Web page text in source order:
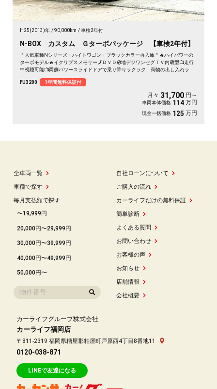
H25(2013)年 90,000km 車検2年付
N-BOX カスタム Ｇターボパッケージ 【車検2年付】
＂人気車種Nシリーズ・ハイトワゴン・ブラックカラー再入庫＂🔥ハイパワーの
ターボモデル🔥イクリプスメモリー🗾ＤＶＤ💿地デジワンセグＴＶ内蔵型📺走行
中視聴可能📺両側パワースライドドアで乗り降りラクラク、荷物の出し入れラク
安心なバックカメラ付✨夜間でも明るいＨＩＤヘッドライト&フォグランプ🔦デザ
FU3200 1年間無料保証付
月々 31,700 円～
車両本体価格 114 万円
現金一括価格 125 万円
全車両一覧
車種で探す
毎月支払額で探す
〜19,999円
20,000円〜29,999円
30,000円〜39,999円
40,000円〜49,999円
50,000円〜
自社ローンについて
ご購入の流れ
カーライフだけの無料保証
簡単診断
よくある質問
お問い合わせ
お客様の声
お知らせ
店舗情報
会社概要
カーライフグループ株式会社
カーライフ福岡店
〒811-2319 福岡県糟屋郡粕屋町戸原西4丁目8番地11
0120-038-871
LINEで友達になる